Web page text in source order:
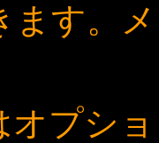
ます。
オプシ